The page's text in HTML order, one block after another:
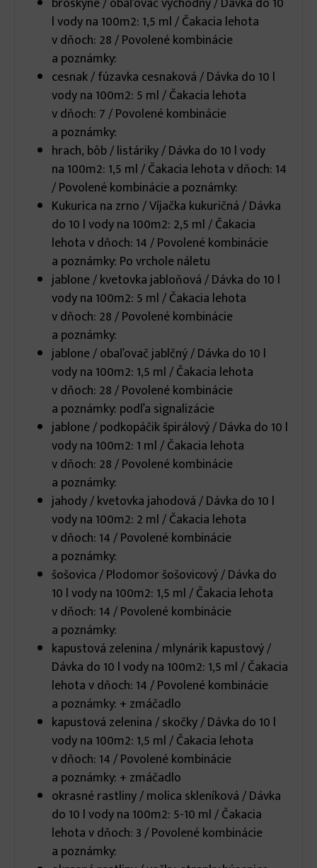
l vody na 100m2: 1,5 ml / Čakacia lehota
v dňoch: 28 / Povolené kombinácie
a poznámky:
cesnak / fúzavka cesnaková / Dávka do 10 l
vody na 100m2: 5 ml / Čakacia lehota
v dňoch: 7 / Povolené kombinácie
a poznámky:
hrach, bôb / listáriky / Dávka do 10 l vody
na 100m2: 1,5 ml / Čakacia lehota v dňoch: 14
/ Povolené kombinácie a poznámky:
Kukurica na zrno / Víjačka kukuričná / Dávka
do 10 l vody na 100m2: 2,5 ml / Čakacia
lehota v dňoch: 14 / Povolené kombinácie
a poznámky: Po vrchole náletu
jablone / kvetovka jabloňová / Dávka do 10 l
vody na 100m2: 5 ml / Čakacia lehota
v dňoch: 28 / Povolené kombinácie
a poznámky:
jablone / obaľovač jablčný / Dávka do 10 l
vody na 100m2: 1,5 ml / Čakacia lehota
v dňoch: 28 / Povolené kombinácie
a poznámky: podľa signalizácie
jablone / podkopáčik špirálový / Dávka do 10 l
vody na 100m2: 1 ml / Čakacia lehota
v dňoch: 28 / Povolené kombinácie
a poznámky:
jahody / kvetovka jahodová / Dávka do 10 l
vody na 100m2: 2 ml / Čakacia lehota
v dňoch: 14 / Povolené kombinácie
a poznámky:
šošovica / Plodomor šošovicový / Dávka do
10 l vody na 100m2: 1,5 ml / Čakacia lehota
v dňoch: 14 / Povolené kombinácie
a poznámky:
kapustová zelenina / mlynárik kapustový /
Dávka do 10 l vody na 100m2: 1,5 ml / Čakacia
lehota v dňoch: 14 / Povolené kombinácie
a poznámky: + zmáčadlo
kapustová zelenina / skočky / Dávka do 10 l
vody na 100m2: 1,5 ml / Čakacia lehota
v dňoch: 14 / Povolené kombinácie
a poznámky: + zmáčadlo
okrasné rastliny / molica skleníková / Dávka
do 10 l vody na 100m2: 5-10 ml / Čakacia
lehota v dňoch: 3 / Povolené kombinácie
a poznámky: